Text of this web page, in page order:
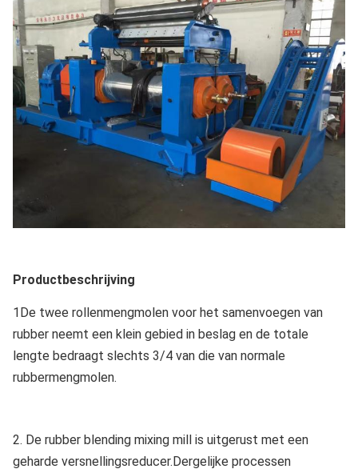
XK-
560
((AZ)
φ560x1530
φ510x1530
27.72 1:1.2
XK-
550B
φ550x1500 27.94 1:1.22 110
φ610x2000 28.42 1:1.17 160
7070 ×
XK-
245
Productbeschrijving
1De twee rollenmengmolen voor het samenvoegen van
rubber neemt een klein gebied in beslag en de totale
lengte bedraagt slechts 3/4 van die van normale
rubbermengmolen.
2. De rubber blending mixing mill is uitgerust met een
geharde versnellingsreducer.Dergelijke processen